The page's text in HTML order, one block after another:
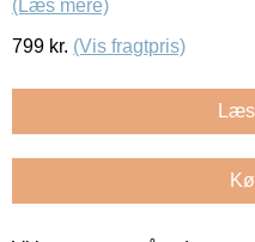
(Læs mere)
799 kr. (Vis fragtpris)